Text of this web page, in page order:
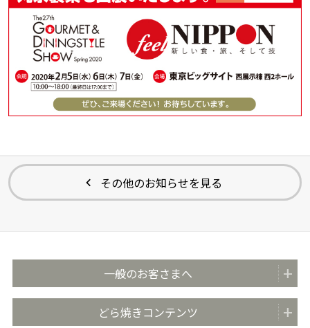
その他のお知らせを見る
一般のお客さまへ
どら焼きコンテンツ